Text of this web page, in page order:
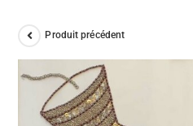
Produit précédent